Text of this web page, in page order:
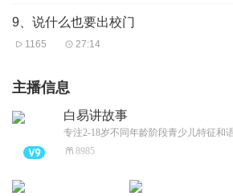
9、说什么也要出校门
1165 27:14
主播信息
白易讲故事
专注2-18岁不同年龄阶段青少儿特征和
8985